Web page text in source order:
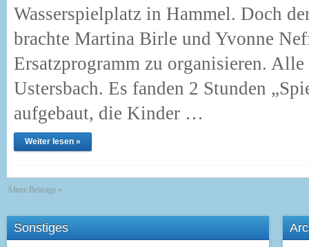
Wasserspielplatz in Hammel. Doch
brachte Martina Birle und Yvonne
Ersatzprogramm zu organisieren.
Ustersbach. Es fanden 2 Stunden
aufgebaut, die Kinder …
Weiter lesen »
Ältere Beiträge «
Sonstiges